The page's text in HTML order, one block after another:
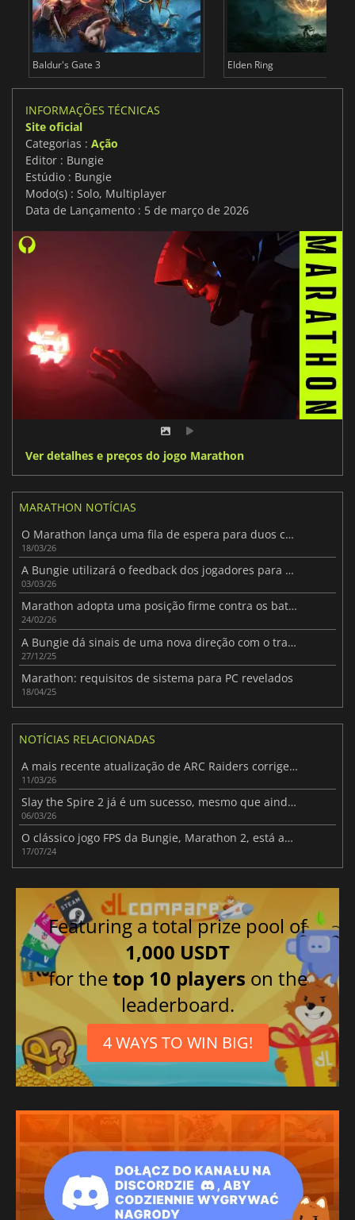
Baldur's Gate 3 Elden Ring
INFORMAÇÕES TÉCNICAS
Site oficial
Categorias : Ação
Editor : Bungie
Estúdio : Bungie
Modo(s) : Solo, Multiplayer
Data de Lançamento : 5 de março de 2026
Ver detalhes e preços do jogo Marathon
MARATHON NOTÍCIAS
O Marathon lança uma fila de espera para duos como um teste
18/03/26
A Bungie utilizará o feedback dos jogadores para melhorar Marathon
03/03/26
Marathon adopta uma posição firme contra os batoteiros antes do lançamento
24/02/26
A Bungie dá sinais de uma nova direção com o trailer da TGA 2025 de Marathon
27/12/25
Marathon: requisitos de sistema para PC revelados
18/04/25
NOTÍCIAS RELACIONADAS
A mais recente atualização de ARC Raiders corrige exploits e suaviza o sistema de saque
11/03/26
Slay the Spire 2 já é um sucesso, mesmo que ainda esteja em Acesso Antecipado
06/03/26
O clássico jogo FPS da Bungie, Marathon 2, está agora disponível no Steam gratuitamente
17/07/24
Featuring a total prize pool of
1,000 USDT
for thetop 10 players on the
leaderboard.
4 WAYS TO WIN BIG!